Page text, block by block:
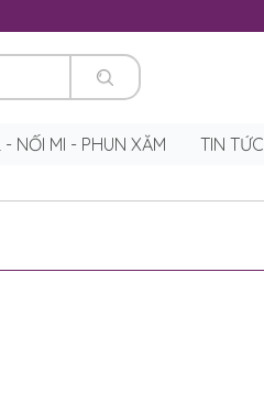
- NỐI MI - PHUN XĂM TIN TỨC